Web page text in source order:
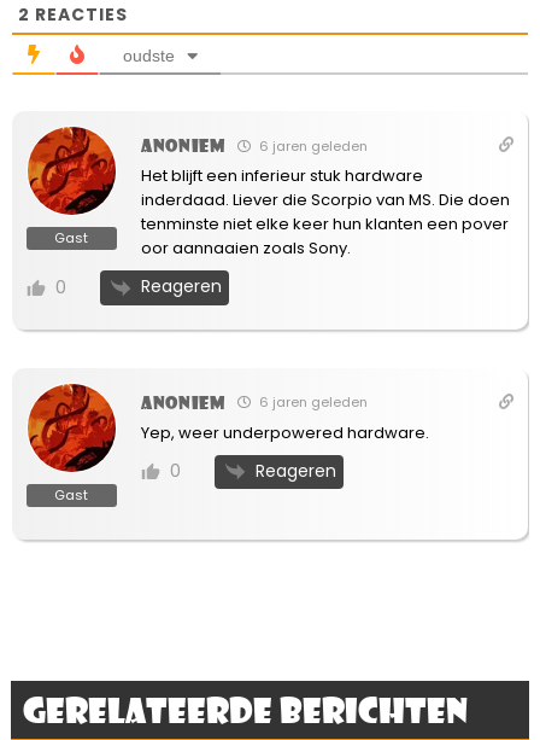
2 REACTIES
oudste
Gast
Anoniem 6 jaren geleden
Het blijft een inferieur stuk hardware
inderdaad. Liever die Scorpio van MS. Die doen
tenminste niet elke keer hun klanten een pover
oor aannaaien zoals Sony.
0 Reageren
Gast
Anoniem 6 jaren geleden
Yep, weer underpowered hardware.
0 Reageren
Gerelateerde berichten